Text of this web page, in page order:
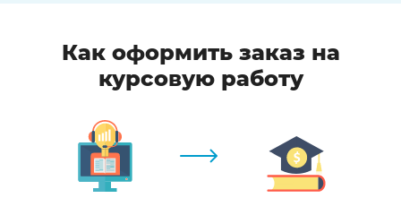
Как оформить заказ на
курсовую работу